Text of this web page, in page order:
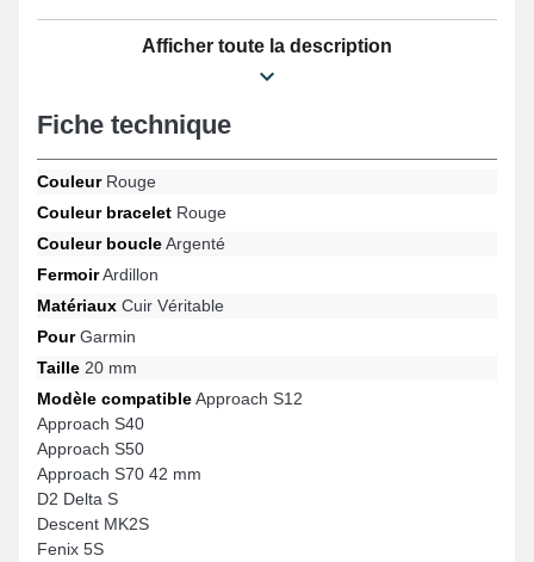
Afficher toute la description
Fiche technique
CouleurRouge
Couleur bracelet Rouge
Couleur boucleArgenté
FermoirArdillon
Matériaux Cuir Véritable
PourGarmin
Taille 20 mm
Modèle compatibleApproach S12
Approach S40
Approach S50
Approach S70 42 mm
D2 Delta S
Descent MK2S
Fenix 5S